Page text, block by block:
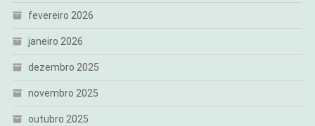
fevereiro 2026
janeiro 2026
dezembro 2025
novembro 2025
outubro 2025